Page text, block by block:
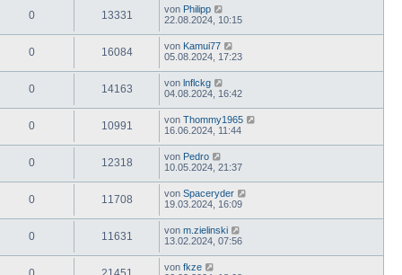
0 13331 von Philipp
22.08.2024, 10:15
0 16084 von Kamui77
05.08.2024, 17:23
0 14163 von lnflckg
04.08.2024, 16:42
0 10991 von Thommy1965
16.06.2024, 11:44
0 12318 von Pedro
10.05.2024, 21:37
0 11708 von Spaceryder
19.03.2024, 16:09
0 11631 von m.zielinski
13.02.2024, 07:56
von fkze